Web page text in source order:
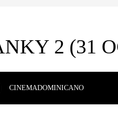
2 (31
CINEMADOMINICANO